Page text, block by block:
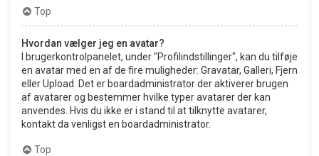
Top
Hvordan vælger jeg en avatar?
I brugerkontrolpanelet, under "Profilindstillinger", kan du tilføje
en avatar med en af de fire muligheder: Gravatar, Galleri, Fjern
eller Upload. Det er boardadministrator der aktiverer brugen
af avatarer og bestemmer hvilke typer avatarer der kan
anvendes. Hvis du ikke er i stand til at tilknytte avatarer,
kontakt da venligst en boardadministrator.
Top